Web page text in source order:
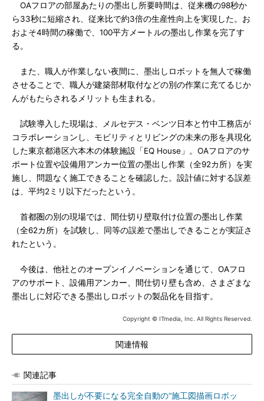
OAフロアの部屋あたりの墨出し所要時間は、従来機の98秒か
ら33秒に短縮され、従来比で約3倍の生産性向上を実現した。お
およそ4時間の稼働で、100平方メートルの墨出し作業を完了す
る。
また、職人が作業しない夜間に、墨出しロボットを無人で稼働
させることで、職人が建築部材取付などの別の作業に充てるじか
んがもたらされるメリットも生まれる。
試験導入した現場は、メルセデス・ベンツ日本と竹中工務店が
コラボレーションし、モビリティとリビングの未来の形を具現化
した東京都港区六本木の体験施設「EQ House」。OAフロアのサ
ポート位置や設備用アンカー位置の墨出し作業（全92カ所）を実
施し、問題なく施工できることを確認した。設計値に対する誤差
は、平均2ミリ以下だったという。
首都圏の別の現場では、間仕切り壁取付け位置の墨出し作業
（全62カ所）を試験し、同等の誤差で墨出しできることが実証さ
れたという。
今後は、他社とのオープンイノベーションを通じて、OAフロ
アのサポート、設備用アンカー、間仕切り壁も含め、さまざまな
墨出しに対応できる墨出しロボットの製品化を目指す。
Copyright © ITmedia, Inc. All Rights Reserved.
関連情報
関連記事
墨出しが不要になる完全自動の“施工図描画ロボッ